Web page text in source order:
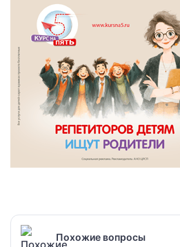
Похожие вопросы